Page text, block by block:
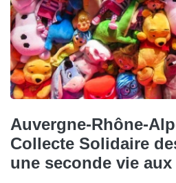
Auvergne-Rhône-
Collecte Solidaire
une seconde vie